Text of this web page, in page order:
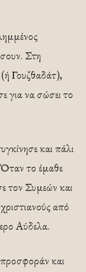
Στη
Γουζθαδάτ),
για να σώσει το
και πάλι
το έμαθε
τον Συμεών και
από
Αύδελα.
και